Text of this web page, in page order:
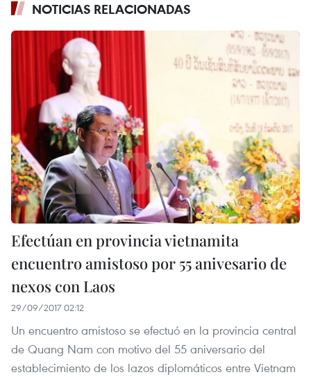
NOTICIAS RELACIONADAS
Efectúan en provincia vietnamita
encuentro amistoso por 55 anivesario de
nexos con Laos
29/09/2017 02:12
Un encuentro amistoso se efectuó en la provincia central
de Quang Nam con motivo del 55 aniversario del
establecimiento de los lazos diplomáticos entre Vietnam